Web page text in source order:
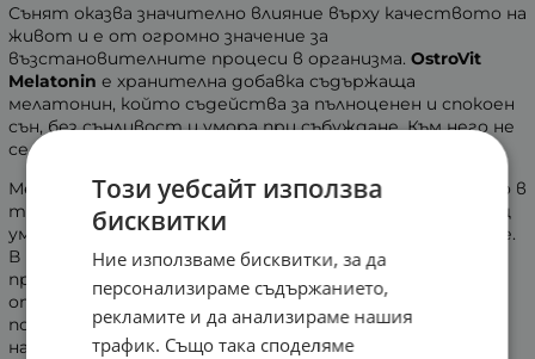
Сънят оказва значително влияние върху качеството на
живот и е от огромно значение за
възстановителните процеси в организма. OstroVit
Melatonin е хранителна добавка съдържаща
мелатонин, който съдейства за пълноценен и спокоен
сън, без сънливост и умора при събуждане. Към него не
се привиква и е без странични ефекти.
Мелатонинът е хормон, който се среща естествено в
тялото, подобряващ качеството на съня, премахващ
умората и като цяло, съдействащ за по-добро здраве.
В нашето напрегнато ежедневие, вследствие на
преумората и стреса, се нарушава процеса на
отделяне на мелатонин в тялото. Друга причина за
пониженото производство на хормона е
напредването на възрастта.
Този уебсайт използва
бисквитки
Ние използваме бисквитки, за да
персонализираме съдържанието,
рекламите и да анализираме нашия
трафик. Също така споделяме